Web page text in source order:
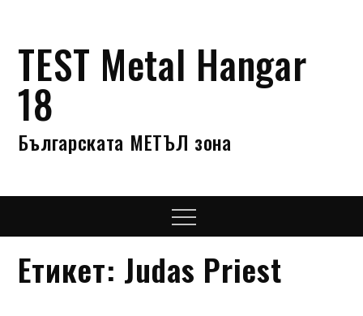
content
TEST Metal Hangar
18
Българската МЕТЪЛ зона
Menu
Етикет: Judas Priest